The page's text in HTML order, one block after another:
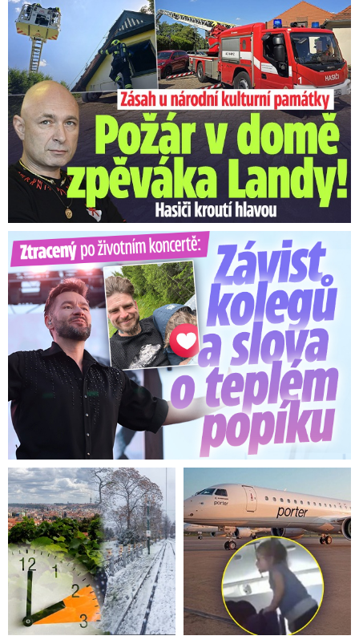
U Daniela Landy hořelo! Hasiči kroutí hlavou
Ztracený po životním koncertě: Závist kolegů a teplý popík